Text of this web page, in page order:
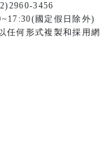
3456
國定假日除外)
任何形式複製和採用網